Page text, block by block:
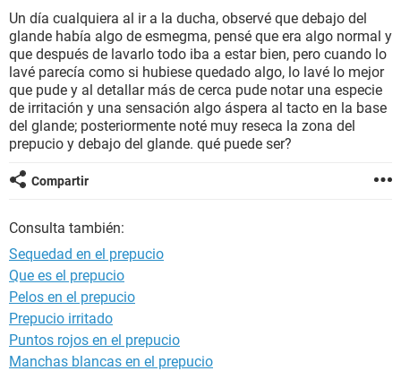
SEXUALIDAD
GLOSARIO
Un día cualquiera al ir a la ducha, observé que debajo del
glande había algo de esmegma, pensé que era algo normal y
que después de lavarlo todo iba a estar bien, pero cuando lo
lavé parecía como si hubiese quedado algo, lo lavé lo mejor
que pude y al detallar más de cerca pude notar una especie
de irritación y una sensación algo áspera al tacto en la base
del glande; posteriormente noté muy reseca la zona del
prepucio y debajo del glande. qué puede ser?
Compartir
Consulta también:
Sequedad en el prepucio
Que es el prepucio
Pelos en el prepucio
Prepucio irritado
Puntos rojos en el prepucio
Manchas blancas en el prepucio